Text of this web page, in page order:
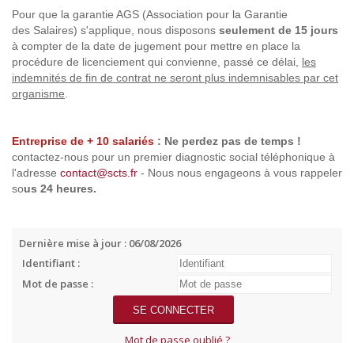
Pour que la garantie AGS (Association pour la Garantie
des Salaires) s'applique, nous disposons seulement de 15 jours
à compter de la date de jugement pour mettre en place la
procédure de licenciement qui convienne, passé ce délai, les
indemnités de fin de contrat ne seront plus indemnisables par cet
organisme
Entreprise de + 10 salariés : Ne perdez pas de temps !
contactez-nous pour un premier diagnostic social téléphonique à
l'adresse contact@scts.fr - Nous nous engageons à vous rappeler
sous 24 heures.
Dernière mise à jour : 06/08/2026
Identifiant :
Mot de passe :
Mot de passe oublié ?